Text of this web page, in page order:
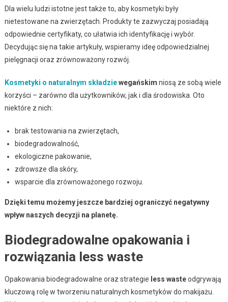
Dla wielu ludzi istotne jest także to, aby kosmetyki były
nietestowane na zwierzętach. Produkty te zazwyczaj posiadają
odpowiednie certyfikaty, co ułatwia ich identyfikację i wybór.
Decydując się na takie artykuły, wspieramy ideę odpowiedzialnej
pielęgnacji oraz zrównoważony rozwój.
Kosmetyki o naturalnym składziewegańskim niosą ze sobą wiele
korzyści – zarówno dla użytkowników, jak i dla środowiska. Oto
niektóre z nich:
brak testowania na zwierzętach,
biodegradowalność,
ekologiczne pakowanie,
zdrowsze dla skóry,
wsparcie dla zrównoważonego rozwoju.
Dzięki temu możemy jeszcze bardziej ograniczyć negatywny
wpływ naszych decyzji na planetę.
Biodegradowalne opakowania i
rozwiązania less waste
Opakowania biodegradowalne oraz strategie less wasteodgrywają
kluczową rolę w tworzeniu naturalnych kosmetyków do makijażu.